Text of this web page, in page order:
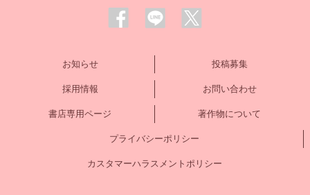
お知らせ 投稿募集
採用情報 お問い合わせ
書店専用ページ 著作物について
プライバシーポリシー
カスタマーハラスメントポリシー